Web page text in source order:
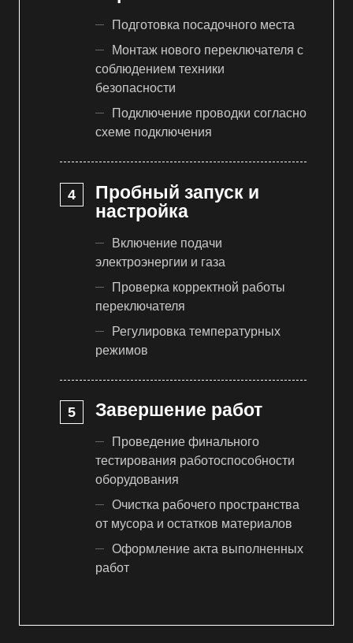
Подготовка посадочного места
Монтаж нового переключателя с
соблюдением техники
безопасности
Подключение проводки согласно
схеме подключения
Пробный запуск и
настройка
Включение подачи
электроэнергии и газа
Проверка корректной работы
переключателя
Регулировка температурных
режимов
Завершение работ
Проведение финального
тестирования работоспособности
оборудования
Очистка рабочего пространства
от мусора и остатков материалов
Оформление акта выполненных
работ